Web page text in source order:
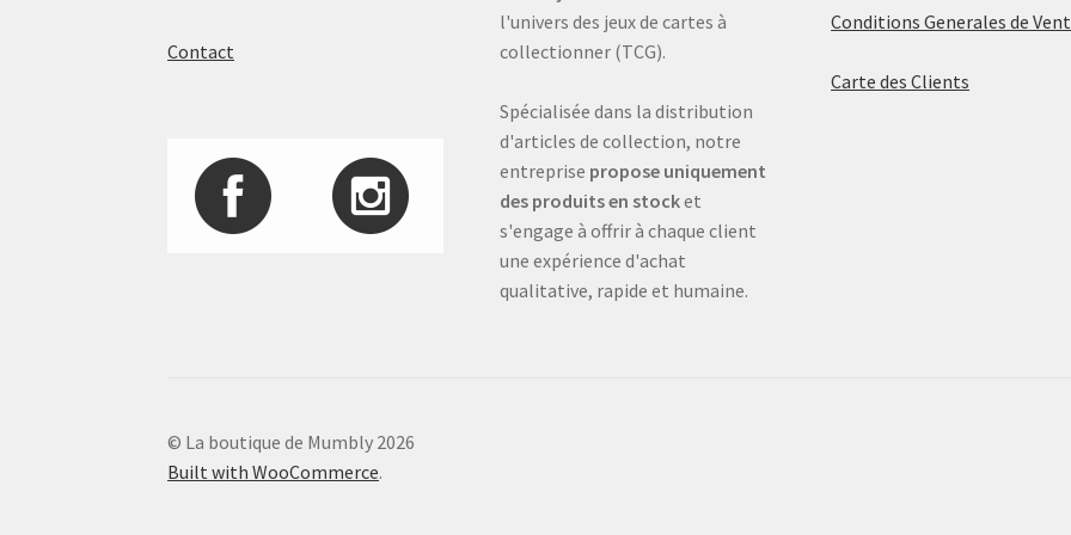
Contact
l'univers des jeux de cartes à
collectionner (TCG).
Spécialisée dans la distribution
d'articles de collection, notre
entreprise propose uniquement
des produits en stocket
s'engage à offrir à chaque client
une expérience d'achat
qualitative, rapide et humaine.
Conditions Generales de
Carte des Clients
© La boutique de Mumbly 2026
Built with WooCommerce.